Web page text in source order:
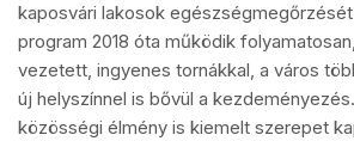
kaposvári lakosok
program 2018 óta működik
vezetett, ingyenes tornákkal, a város
új helyszínnel is bővül a
közösségi élmény is kiemelt szerepet